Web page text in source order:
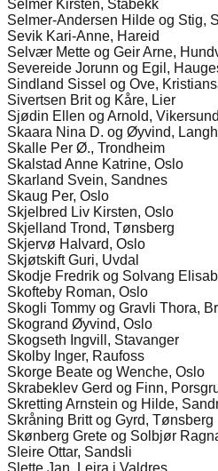
Selmer Kirsten, Stabekk
Selmer-Andersen Hilde og Stig,
Sevik Kari-Anne, Hareid
Selvær Mette og Geir Arne,
Severeide Jorunn og Egil,
Sindland Sissel og Ove,
Sivertsen Brit og Kåre, Lier
Sjødin Ellen og Arnold, Vikersund
Skaara Nina D. og Øyvind,
Skalle Per Ø., Trondheim
Skalstad Anne Katrine, Oslo
Skarland Svein, Sandnes
Skaug Per, Oslo
Skjelbred Liv Kirsten, Oslo
Skjelland Trond, Tønsberg
Skjervø Halvard, Oslo
Skjøtskift Guri, Uvdal
Skodje Fredrik og Solvang
Skofteby Roman, Oslo
Skogli Tommy og Gravli Thora,
Skogrand Øyvind, Oslo
Skogseth Ingvill, Stavanger
Skolby Inger, Raufoss
Skorge Beate og Wenche, Oslo
Skrabeklev Gerd og Finn,
Skretting Arnstein og Hilde,
Skråning Britt og Gyrd, Tønsberg
Skønberg Grete og Solbjør
Sleire Ottar, Sandsli